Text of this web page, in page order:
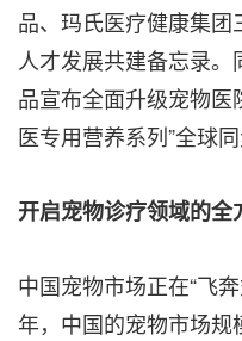
品、玛氏医疗健康集
人才发展共建备忘录
品宣布全面升级宠物医
医专用营养系列”全球同
开启宠物诊疗领域的
中国宠物市场正在“飞
年，中国的宠物市场